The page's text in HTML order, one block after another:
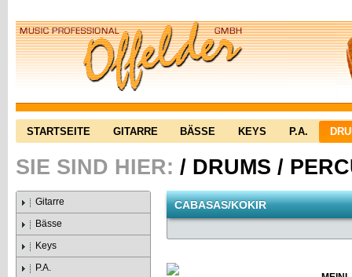
STARTSEITE GITARRE BÄSSE KEYS P.A.
SIE SIND HIER: / DRUMS /
Gitarre
Bässe
Keys
P.A.
CABASAS/KOKIR